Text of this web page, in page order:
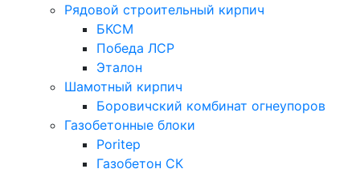
Рядовой строительный кирпич
БКСМ
Победа ЛСР
Эталон
Шамотный кирпич
Боровичский комбинат огнеупоров
Газобетонные блоки
Poritep
Газобетон СК